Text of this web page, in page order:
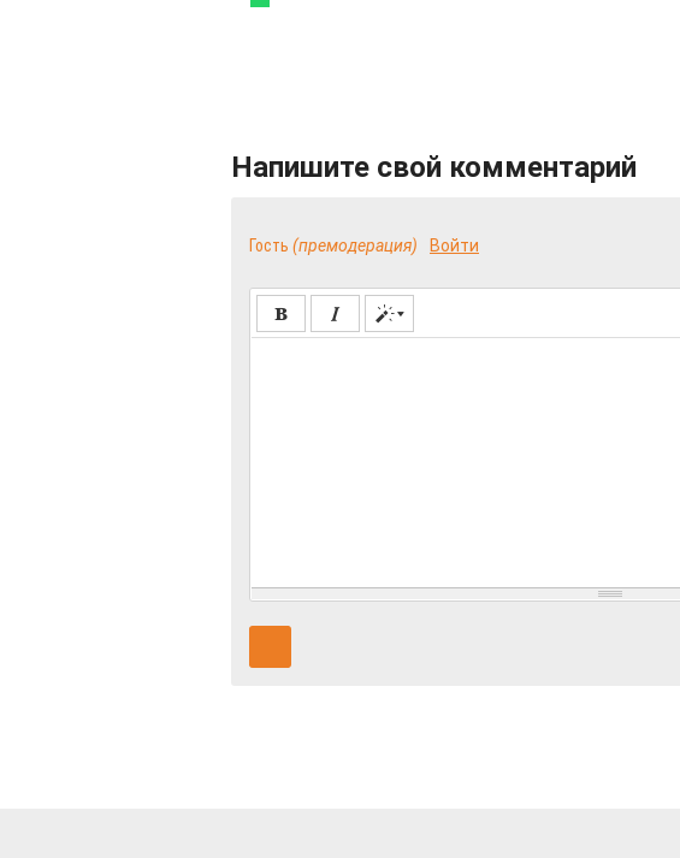
Напишите свой комментарий
Гость (премодерация) Войти